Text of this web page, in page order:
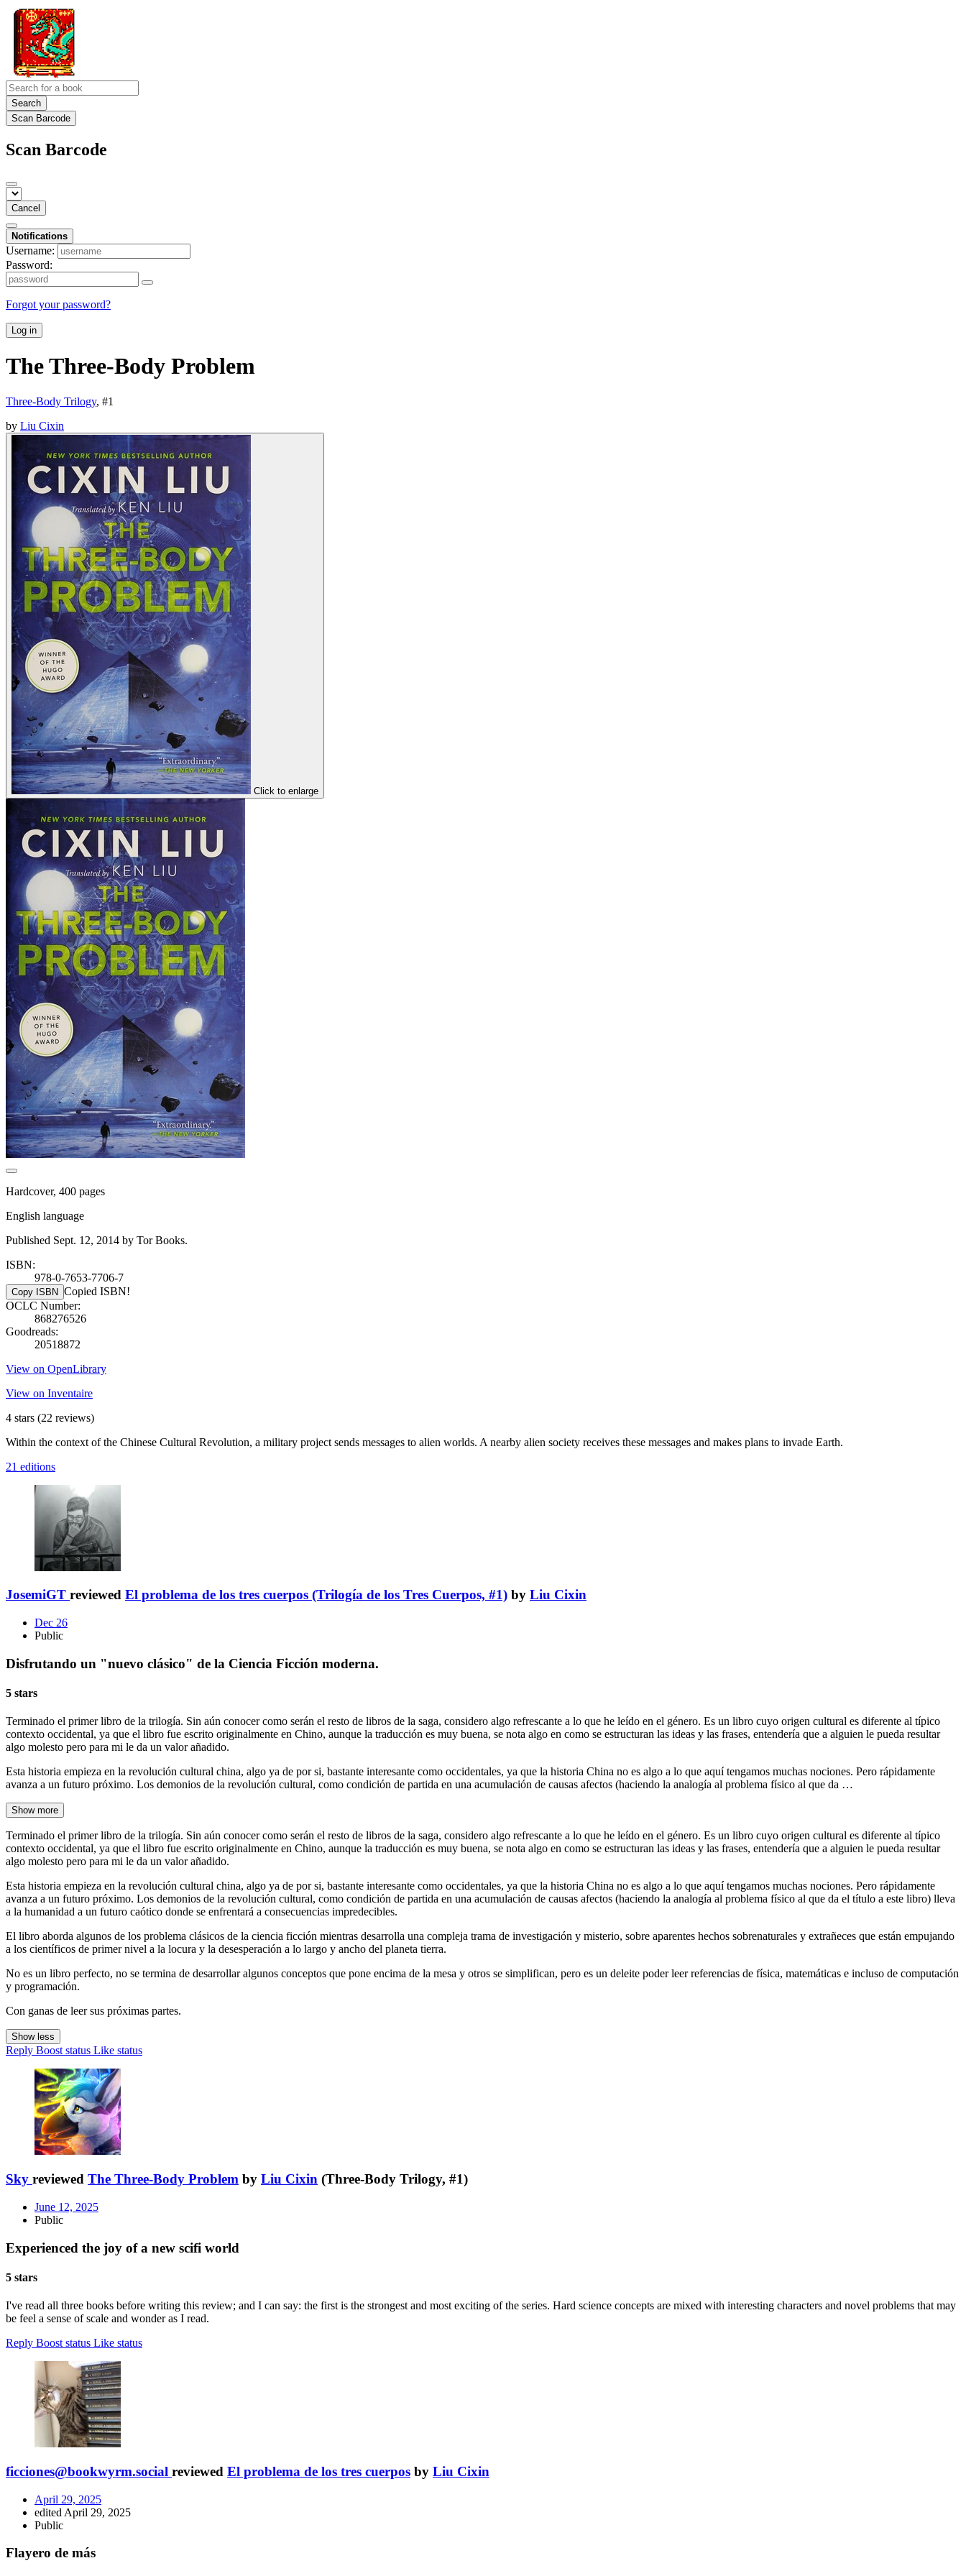
Search
Scan Barcode
Scan Barcode
Cancel
Notifications
Username:
Password:
Forgot your password?
Log in
The Three-Body Problem
Three-Body Trilogy, #1
by Liu Cixin
Click to enlarge
Hardcover, 400 pages
English language
Published Sept. 12, 2014 by Tor Books.
ISBN:
978-0-7653-7706-7
Copy ISBN Copied ISBN!
OCLC Number:
868276526
Goodreads:
20518872
View on OpenLibrary
View on Inventaire
4 stars (22 reviews)
Within the context of the Chinese Cultural Revolution, a military project sends messages to alien worlds. A nearby alien society receives these messages and makes plans to invade Earth.
21 editions
JosemiGT reviewed El problema de los tres cuerpos (Trilogía de los Tres Cuerpos, #1) by Liu Cixin
Dec 26
Public
Disfrutando un "nuevo clásico" de la Ciencia Ficción moderna.
5 stars
Terminado el primer libro de la trilogía. Sin aún conocer como serán el resto de libros de la saga, considero algo refrescante a lo que he leído en el género. Es un libro cuyo origen cultural es diferente al típico
contexto occidental, ya que el libro fue escrito originalmente en Chino, aunque la traducción es muy buena, se nota algo en como se estructuran las ideas y las frases, entendería que a alguien le pueda resultar
algo molesto pero para mi le da un valor añadido.
Esta historia empieza en la revolución cultural china, algo ya de por si, bastante interesante como occidentales, ya que la historia China no es algo a lo que aquí tengamos muchas nociones. Pero rápidamente
avanza a un futuro próximo. Los demonios de la revolución cultural, como condición de partida en una acumulación de causas afectos (haciendo la analogía al problema físico al que da …
Show more
Terminado el primer libro de la trilogía. Sin aún conocer como serán el resto de libros de la saga, considero algo refrescante a lo que he leído en el género. Es un libro cuyo origen cultural es diferente al típico
contexto occidental, ya que el libro fue escrito originalmente en Chino, aunque la traducción es muy buena, se nota algo en como se estructuran las ideas y las frases, entendería que a alguien le pueda resultar
algo molesto pero para mi le da un valor añadido.
Esta historia empieza en la revolución cultural china, algo ya de por si, bastante interesante como occidentales, ya que la historia China no es algo a lo que aquí tengamos muchas nociones. Pero rápidamente
avanza a un futuro próximo. Los demonios de la revolución cultural, como condición de partida en una acumulación de causas afectos (haciendo la analogía al problema físico al que da el título a este libro) lleva
a la humanidad a un futuro caótico donde se enfrentará a consecuencias impredecibles.
El libro aborda algunos de los problema clásicos de la ciencia ficción mientras desarrolla una compleja trama de investigación y misterio, sobre aparentes hechos sobrenaturales y extrañeces que están empujando
a los científicos de primer nivel a la locura y la desesperación a lo largo y ancho del planeta tierra.
No es un libro perfecto, no se termina de desarrollar algunos conceptos que pone encima de la mesa y otros se simplifican, pero es un deleite poder leer referencias de física, matemáticas e incluso de computación
y programación.
Con ganas de leer sus próximas partes.
Show less
Reply Boost status Like status
Sky reviewed The Three-Body Problem by Liu Cixin (Three-Body Trilogy, #1)
June 12, 2025
Public
Experienced the joy of a new scifi world
5 stars
I've read all three books before writing this review; and I can say: the first is the strongest and most exciting of the series. Hard science concepts are mixed with interesting characters and novel problems that may
be feel a sense of scale and wonder as I read.
Reply Boost status Like status
ficciones@bookwyrm.social reviewed El problema de los tres cuerpos by Liu Cixin
April 29, 2025
edited April 29, 2025
Public
Flayero de más